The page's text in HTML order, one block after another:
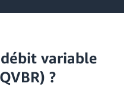
variable
?